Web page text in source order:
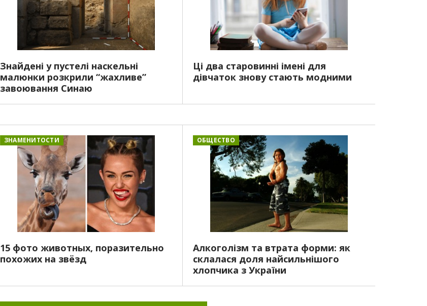
Знайдені у пустелі наскельні
малюнки розкрили “жахливе”
завоювання Синаю
Ці два старовинні імені для
дівчаток знову стають модними
ЗНАМЕНИТОСТИ
15 фото животных, поразительно
похожих на звёзд
ОБЩЕСТВО
Алкоголізм та втрата форми: як
склалася доля найсильнішого
хлопчика з України